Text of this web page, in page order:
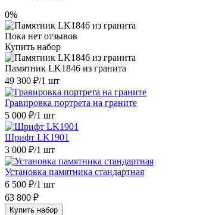
0%
Пока нет отзывов
Купить набор
Памятник LK1846 из гранита
49 300 ₽/1 шт
Гравировка портрета на граните
5 000 ₽/1 шт
Шрифт LK1901
3 000 ₽/1 шт
Установка памятника стандартная
6 500 ₽/1 шт
63 800 ₽
Купить набор